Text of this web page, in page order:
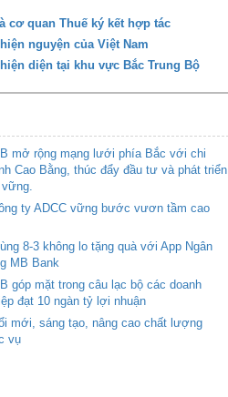
cơ quan Thuế ký kết hợp tác
nguyện của Việt Nam
diện tại khu vực Bắc Trung Bộ
mở rộng mạng lưới phía Bắc với chi
Cao Bằng, thúc đẩy đầu tư và phát triển
vững.
ty ADCC vững bước vươn tầm cao
8-3 không lo tặng quà với App Ngân
MB Bank
góp mặt trong câu lạc bộ các doanh
đạt 10 ngàn tỷ lợi nhuận
mới, sáng tạo, nâng cao chất lượng
vụ